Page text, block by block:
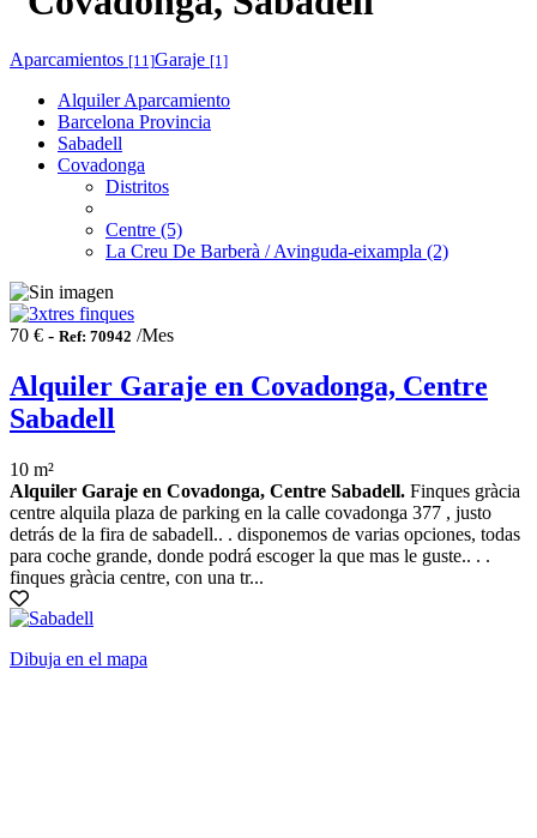
Aparcamientos [11]Garaje [1]
Alquiler Aparcamiento
Barcelona Provincia
Sabadell
Covadonga
Distritos
Centre (5)
La Creu De Barberà / Avinguda-eixampla (2)
70 € - Ref: 70942 /Mes
Alquiler Garaje en Covadonga, Centre
Sabadell
10 m²
Alquiler Garaje en Covadonga, Centre Sabadell. Finques gràcia
centre alquila plaza de parking en la calle covadonga 377 , justo
detrás de la fira de sabadell.. . disponemos de varias opciones, todas
para coche grande, donde podrá escoger la que mas le guste.. . .
finques gràcia centre, con una tr...
Dibuja en el mapa